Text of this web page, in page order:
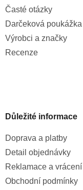
Časté otázky
Darčeková poukážka
Výrobci a značky
Recenze
Důležité informace
Doprava a platby
Detail objednávky
Reklamace a vrácení
Obchodní podmínky